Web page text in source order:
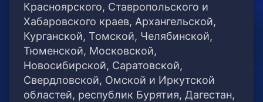
Красноярского, Ставропольского и
Хабаровского краев, Архангельской,
Курганской, Томской, Челябинской,
Тюменской, Московской,
Новосибирской, Саратовской,
Свердловской, Омской и Иркутской
областей, республик Бурятия, Дагестан,